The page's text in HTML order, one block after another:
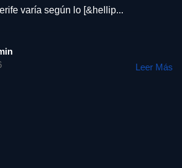
varía según lo [&hellip...
Leer Más